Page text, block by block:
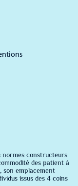
normes constructeurs
des patient à
son emplacement
issus des 4 coins